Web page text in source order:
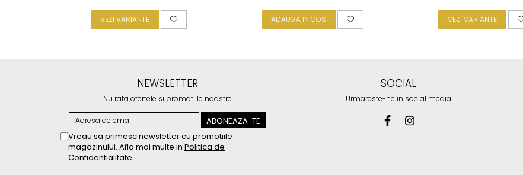
VEZI VARIANTE ADAUGA IN COS VEZI VARIANTE
NEWSLETTER
Nu rata ofertele si promotiile noastre
Vreau sa primesc newsletter cu promotiile
magazinului. Afla mai multe in Politica de
Confidentialitate
SOCIAL
Urmareste-ne in social media